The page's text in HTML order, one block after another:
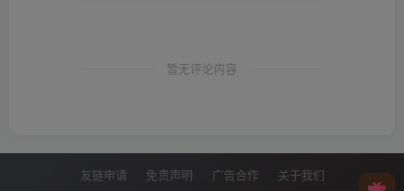
暂无评论内容
友链申请 免责声明 广告合作 关于我们